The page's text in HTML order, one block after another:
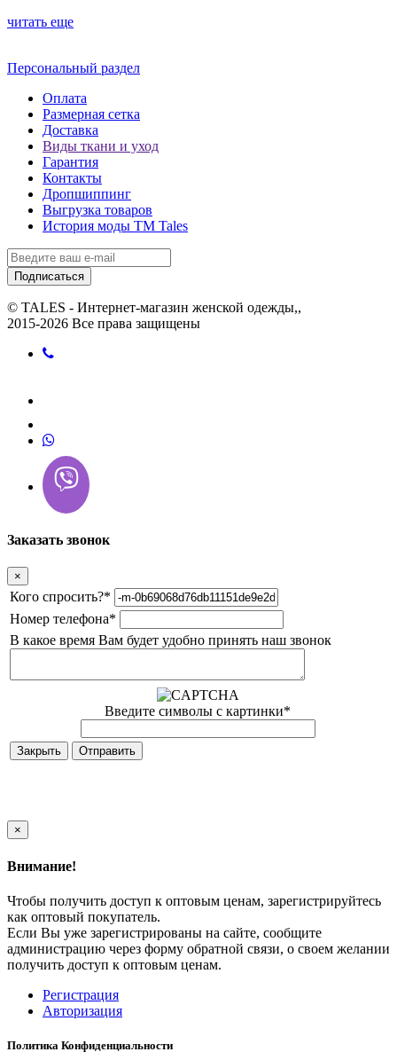
читать еще
Персональный раздел
Оплата
Размерная сетка
Доставка
Виды ткани и уход
Гарантия
Контакты
Дропшиппинг
Выгрузка товаров
История моды ТМ Tales
Подписаться
© TALES - Интернет-магазин женской одежды,,
2015-2026 Все права защищены
Заказать звонок
×
Кого спросить?*
Номер телефона*
В какое время Вам будет удобно принять наш звонок
Введите символы с картинки*
Закрыть
×
Внимание!
Чтобы получить доступ к оптовым ценам, зарегистрируйтесь
как оптовый покупатель.
Если Вы уже зарегистрированы на сайте, сообщите
администрацию через форму обратной связи, о своем желании
получить доступ к оптовым ценам.
Регистрация
Авторизация
Политика Конфиденциальности